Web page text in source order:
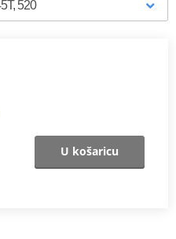
U košaricu